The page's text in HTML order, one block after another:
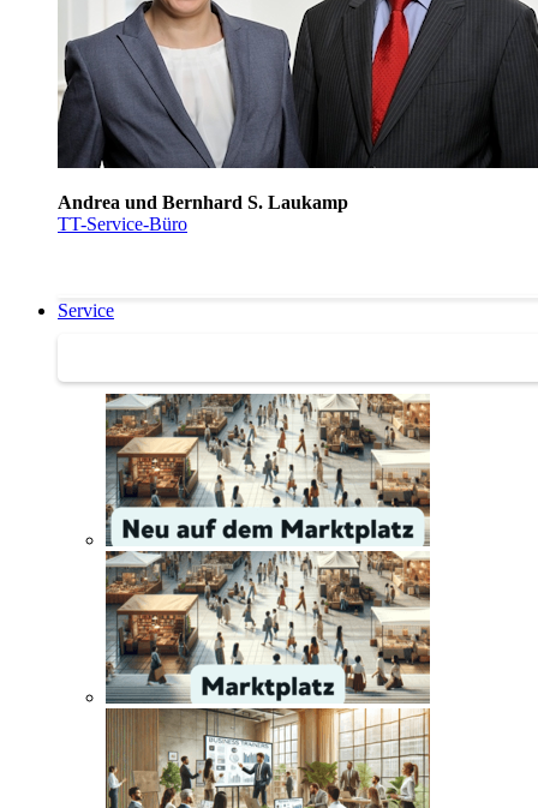
Andrea und Bernhard S. Laukamp
TT-Service-Büro
Service